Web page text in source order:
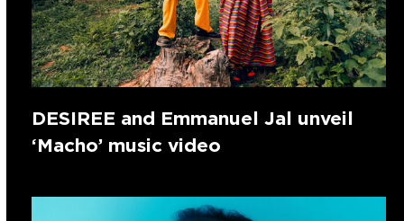
DESIREE and Emmanuel Jal unveil
‘Macho’ music video